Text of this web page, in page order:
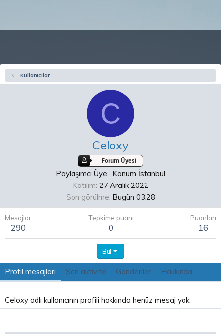
Kullanıcılar
C
Celoxy
Forum Üyesi
Paylaşımcı Üye · Konum İstanbul
Katılım 27 Aralık 2022
Son görülme Bugün 03:28
Mesajlar
290
Tepkime puanı
0
Puanları
16
Bul
Profil mesajları Son aktivite Gönderiler Hakkında
Celoxy adlı kullanıcının profili hakkında henüz mesaj yok.